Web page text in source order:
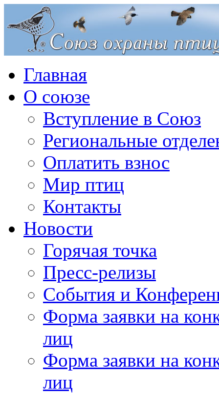
Главная
О союзе
Вступление в Союз
Региональные
Оплатить взнос
Мир птиц
Контакты
Новости
Горячая точка
Пресс-релизы
События и
Форма заявки на
лиц
Форма заявки на
лиц